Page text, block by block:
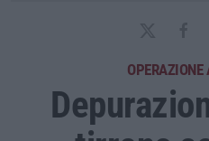
OPERAZIONE